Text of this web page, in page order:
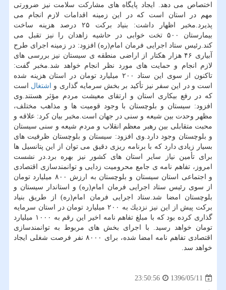
اختصاص می دهد. ایجاد پایگاه های مشاركت سلامت نیز ضرورتی
مهم در استان است كه در این زمینه اقدامات لازم انجام می
پذیرد.مخبر اظهار داشت: بنیاد بركت ۲۵ درصد هزینه ساخت
بیمارستان ۵۰۰ تخت خوابی در حاشیه زاهدان را نیز تقبل می
كند.رئیس ستاد اجرایی فرمان امام(ره) افزود: در زمینه اجرای طرح
آبیاری ۴۶ هزار هكتار از اراضی منطقه ی سیستان نیز بررسی های
لازم انجام و حمایت های مورد نظر انجام خواهد شد.مخبر گفت:
تاكنون از سوی این ستاد ۲۰۰ میلیارد تومان در استان هزینه شده
است و در این سفر نیز تأكید بر بخش سرمایه گذاری و اشتغال است
كه در رفع بیكاری استان و ارتقای معیشت مردم مؤثر هستند.وی
افزود: سیستان و بلوچستان با وجود قومیت ها و مذاهب مختلف،
مظهر وحدت بین شیعه و سنی در جهان است.مخبر بیان كرد: علاقه و
محبت متقابلی بین رهبر معظم انقلاب و مردم شیعه و سنی سیستان
و بلوچستان وجود دارد.وی افزود: سیستان و بلوچستان ظرفیت های
بسیار زیادی دارد كه با برنامه ریزی دقیق می توان از این پتانسیل ها
برای تأمین نیاز سایر استان های كشور نیز بهره برد.در نشست
امروز، تفاهم نامه ی جامع محرومیت زدایی و توانمندسازی اقتصادی
و اجتماعی استان سیستان و بلوچستان به ارزش ۸۰۰ میلیارد تومان
از سوی رئیس ستاد اجرایی فرمان امام(ره) و استاندار سیستان و
بلوچستان امضا شد.ستاد اجرایی فرمان امام(ره) از طریق بنیاد
بركت پیش از این نیز نزدیك به ۲۰۰ میلیارد تومان در استان سرمایه
گذاری كرده بود كه با مبلغ تفاهم نامه اخیر این رقم به ۱۰۰۰ میلیارد
تومان خواهد رسید. با اجرای بخش های مربوط به توانمندسازی
اقتصادی تفاهم نامه امضا شده، برای ۸۰۰۰ نفر فرصت شغلی ایجاد
خواهد سد.
1396/05/11
23:50:56